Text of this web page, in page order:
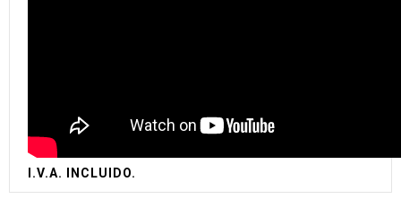
I.V.A. INCLUIDO.